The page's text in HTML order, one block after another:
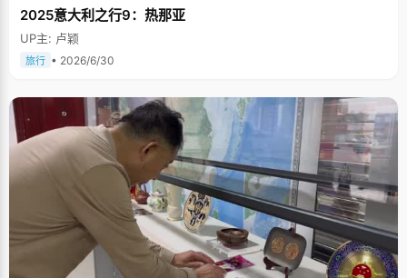
2025意大利之行9：热那亚
UP主: 卢颖
旅行 • 2026/6/30